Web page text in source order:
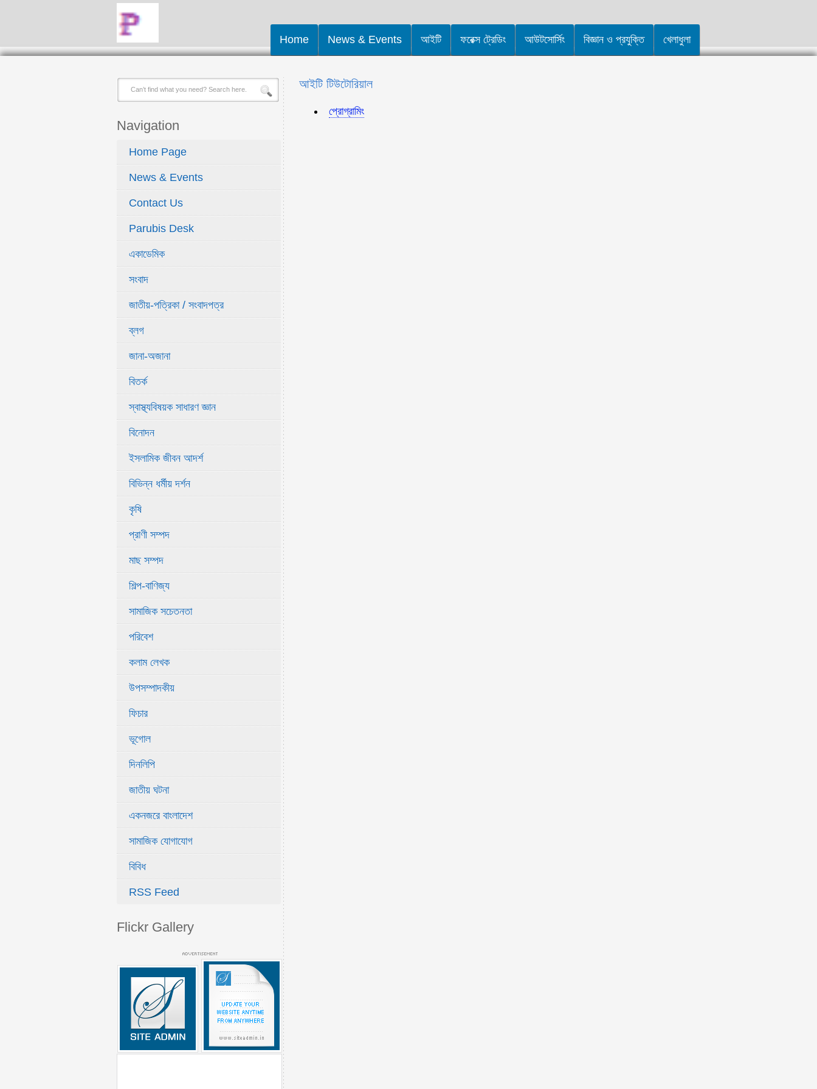
Home News & Events আইটি ফরেক্স ট্রেডিং আউটসোর্সিং বিজ্ঞান ও প্রযুক্তি খেলাধুলা
আইটি টিউটোরিয়াল
প্রোগ্রামিং
Navigation
Home Page
News & Events
Contact Us
Parubis Desk
একাডেমিক
সংবাদ
জাতীয়-পত্রিকা / সংবাদপত্র
ব্লগ
জানা-অজানা
বিতর্ক
স্বাস্থ্যবিষয়ক সাধারণ জ্ঞান
বিনোদন
ইসলামিক জীবন আদর্শ
বিভিন্ন ধর্মীয় দর্শন
কৃষি
প্রাণী সম্পদ
মাছ সম্পদ
শিল্প-বাণিজ্য
সামাজিক সচেতনতা
পরিবেশ
কলাম লেখক
উপসম্পাদকীয়
ফিচার
ভূগোল
দিনলিপি
জাতীয় ঘটনা
একনজরে বাংলাদেশ
সামাজিক যোগাযোগ
বিবিধ
RSS Feed
Flickr Gallery